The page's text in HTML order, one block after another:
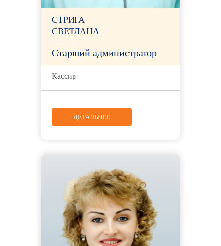
СТРИГА
СВЕТЛАНА
Старший администратор
Кассир
ДЕТАЛЬНЕЕ